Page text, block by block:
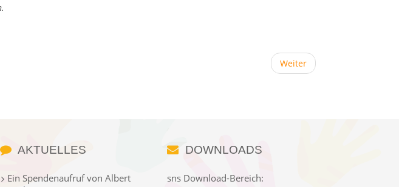
Weiter
AKTUELLES
Ein Spendenaufruf von Albert
DOWNLOADS
sns Download-Bereich: